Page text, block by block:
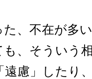
、不在が多
、そういう
慮」したり